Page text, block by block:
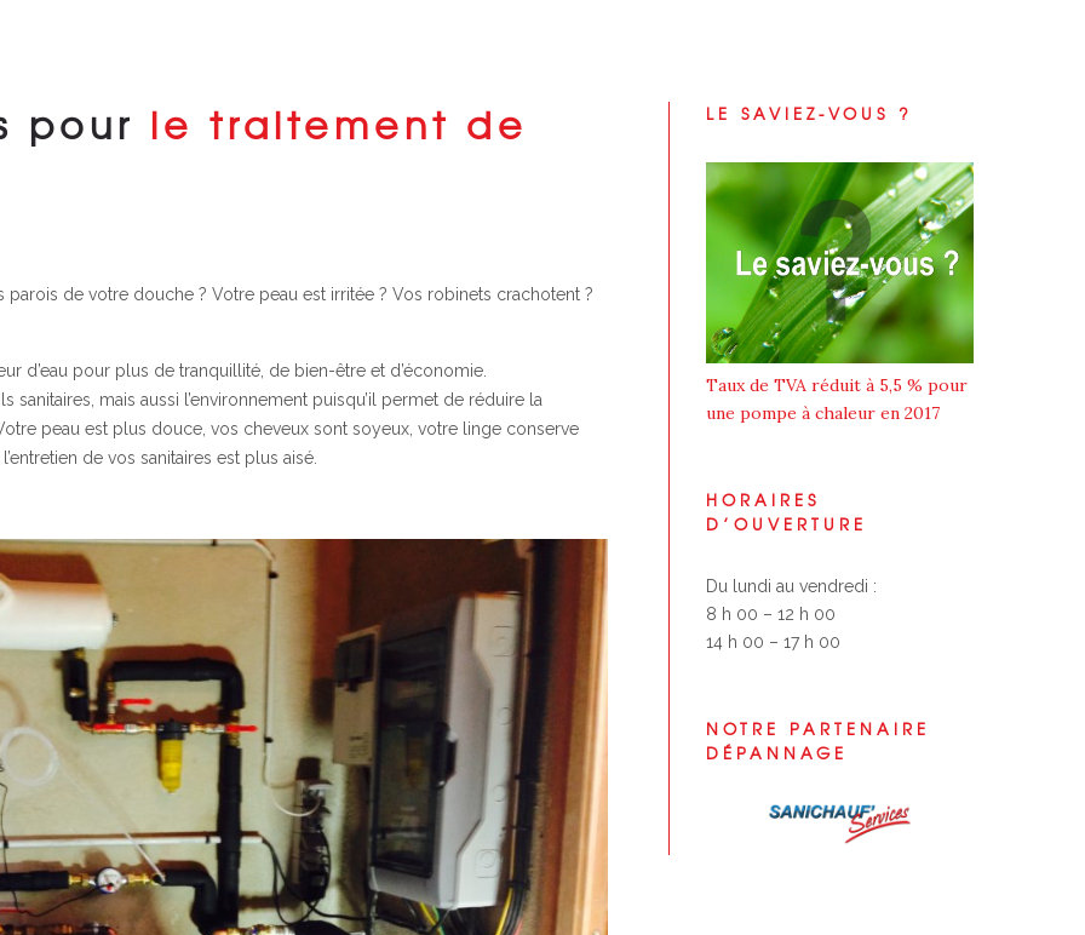
pour le traitement de
de votre douche ? Votre peau est irritée ? Vos robinets crachotent ?
d’eau pour plus de tranquillité, de bien-être et d’économie.
mais aussi l’environnement puisqu’il permet de réduire la
peau est plus douce, vos cheveux sont soyeux, votre linge conserve
de vos sanitaires est plus aisé.
LE SAVIEZ-VOUS ?
Taux de TVA réduit à 5,5 % pour
une pompe à chaleur en 2017
HORAIRES
D’OUVERTURE
Du lundi au vendredi :
8 h 00 – 12 h 00
14 h 00 – 17 h 00
NOTRE PARTENAIRE
DÉPANNAGE